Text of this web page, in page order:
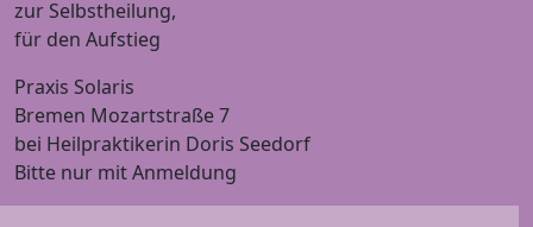
zur Selbstheilung,
für den Aufstieg
Praxis Solaris
Bremen Mozartstraße 7
bei Heilpraktikerin Doris Seedorf
Bitte nur mit Anmeldung